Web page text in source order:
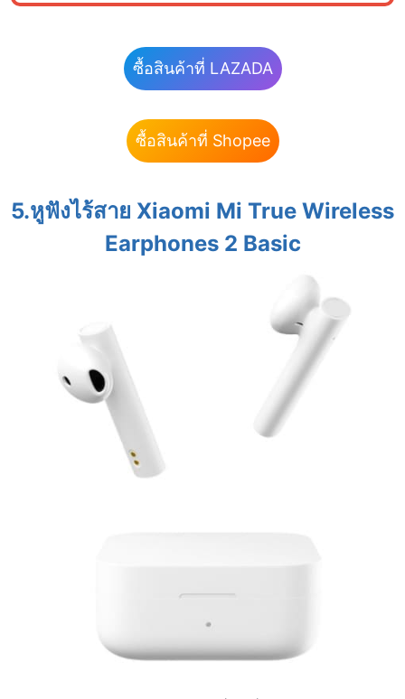
ซื้อสินค้าที่ LAZADA
ซื้อสินค้าที่ Shopee
5.หูฟังไร้สาย Xiaomi Mi True Wireless
Earphones 2 Basic